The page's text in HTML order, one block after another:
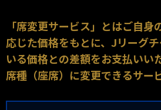
「席変更サービス」とはご自身
応じた価格をもとに、Jリーグ
いる価格との差額をお支払いい
席種（座席）に変更できるサー